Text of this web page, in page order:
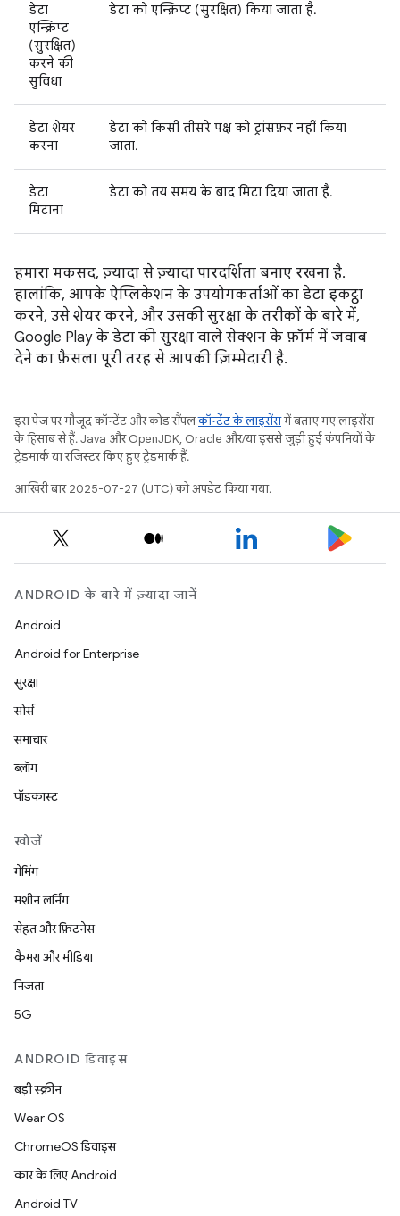
डेटा
एन्क्रिप्ट
(सुरक्षित)
करने की
सुविधा
डेटा को एन्क्रिप्ट (सुरक्षित) किया जाता है.
डेटा शेयर
करना
डेटा को किसी तीसरे पक्ष को ट्रांसफ़र नहीं किया
जाता.
डेटा
मिटाना
डेटा को तय समय के बाद मिटा दिया जाता है.
हमारा मकसद, ज़्यादा से ज़्यादा पारदर्शिता बनाए रखना है.
हालांकि, आपके ऐप्लिकेशन के उपयोगकर्ताओं का डेटा इकट्ठा
करने, उसे शेयर करने, और उसकी सुरक्षा के तरीकों के बारे में,
Google Play के डेटा की सुरक्षा वाले सेक्शन के फ़ॉर्म में जवाब
देने का फ़ैसला पूरी तरह से आपकी ज़िम्मेदारी है.
इस पेज पर मौजूद कॉन्टेंट और कोड सैंपलकॉन्टेंट के लाइसेंसमें बताए गए लाइसेंस
के हिसाब से हैं. Java और OpenJDK, Oracle और/या इससे जुड़ी हुई कंपनियों के
ट्रेडमार्क या रजिस्टर किए हुए ट्रेडमार्क हैं.
आखिरी बार 2025-07-27 (UTC) को अपडेट किया गया.
ANDROID के बारे में ज़्यादा जानें
Android
Android for Enterprise
सुरक्षा
सोर्स
समाचार
ब्लॉग
पॉडकास्ट
खोजें
गेमिंग
मशीन लर्निंग
सेहत और फ़िटनेस
कैमरा और मीडिया
निजता
5G
ANDROID डिवाइस
बड़ी स्क्रीन
Wear OS
ChromeOS डिवाइस
कार के लिए Android
Android TV